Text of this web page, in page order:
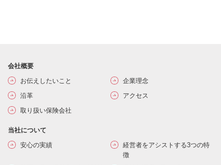
会社概要
お伝えしたいこと
企業理念
沿革
アクセス
取り扱い保険会社
当社について
安心の実績
経営者をアシストする3つの特
徴